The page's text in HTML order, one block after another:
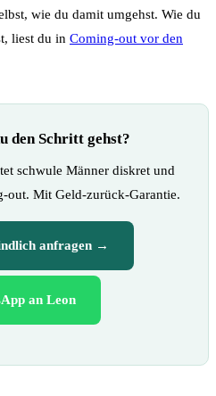
wie du damit umgehst. Wie du
liest du in Coming-out vor den
den Schritt gehst?
schwule Männer diskret und
out. Mit Geld-zurück-Garantie.
anfragen →
an Leon